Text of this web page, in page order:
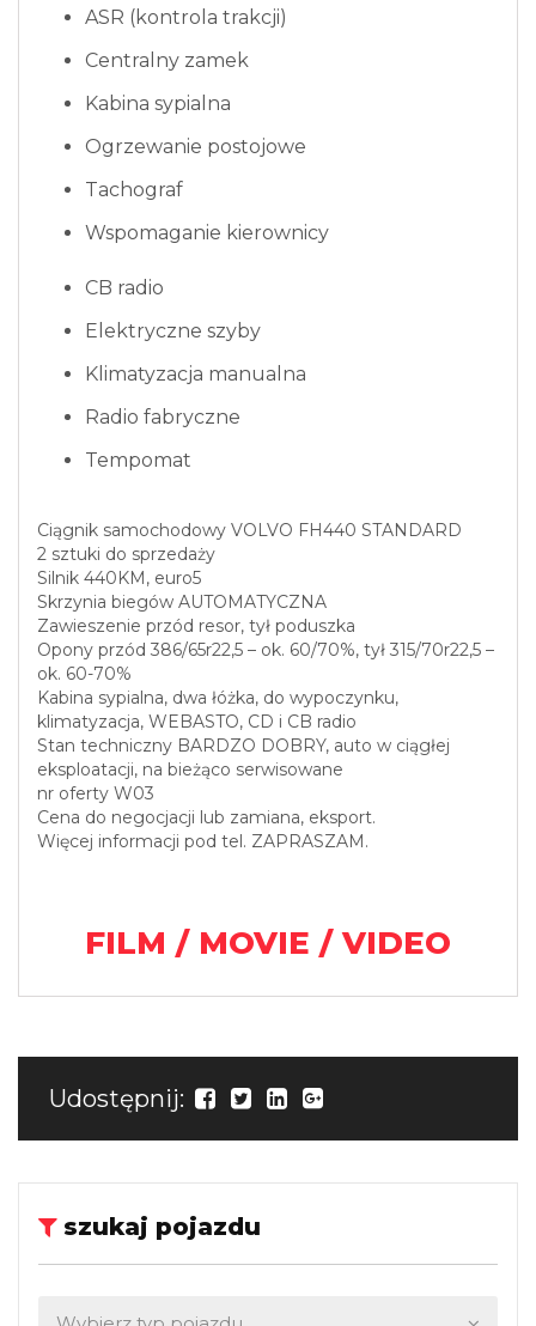
ASR (kontrola trakcji)
Centralny zamek
Kabina sypialna
Ogrzewanie postojowe
Tachograf
Wspomaganie kierownicy
CB radio
Elektryczne szyby
Klimatyzacja manualna
Radio fabryczne
Tempomat
Ciągnik samochodowy VOLVO FH440 STANDARD
2 sztuki do sprzedaży
Silnik 440KM, euro5
Skrzynia biegów AUTOMATYCZNA
Zawieszenie przód resor, tył poduszka
Opony przód 386/65r22,5 – ok. 60/70%, tył 315/70r22,5 –
ok. 60-70%
Kabina sypialna, dwa łóżka, do wypoczynku,
klimatyzacja, WEBASTO, CD i CB radio
Stan techniczny BARDZO DOBRY, auto w ciągłej
eksploatacji, na bieżąco serwisowane
nr oferty W03
Cena do negocjacji lub zamiana, eksport.
Więcej informacji pod tel. ZAPRASZAM.
FILM / MOVIE / VIDEO
Udostępnij:
szukaj pojazdu